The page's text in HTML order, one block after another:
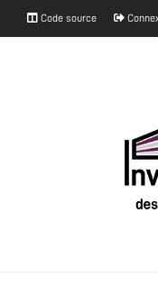
Code source